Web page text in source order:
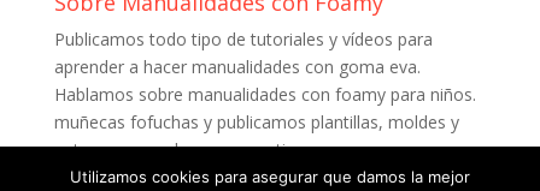
Publicamos todo tipo de tutoriales y vídeos para
aprender a hacer manualidades con goma eva.
Hablamos sobre manualidades con foamy para niños.
muñecas fofuchas y publicamos plantillas, moldes y
patrones para descargar gratis.
Utilizamos cookies para asegurar que damos la mejor